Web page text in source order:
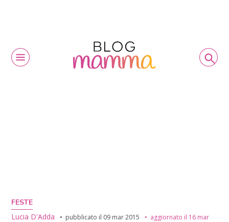
FESTE
Lucia D'Adda
pubblicato il 09 mar 2015 aggiornato il 16 mar